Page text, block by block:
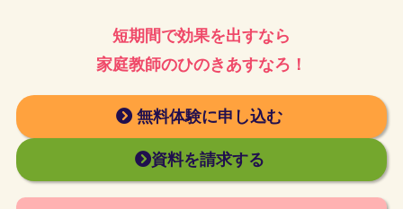
短期間で効果を出すなら
家庭教師のひのきあすなろ！
無料体験に申し込む
資料を請求する